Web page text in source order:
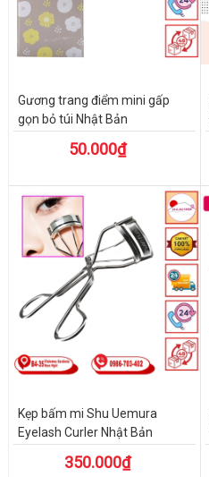
Gương trang điểm mini gấp
gọn bỏ túi Nhật Bản
50.000₫
Kẹp bấm mi Shu Uemura
Eyelash Curler Nhật Bản
350.000₫